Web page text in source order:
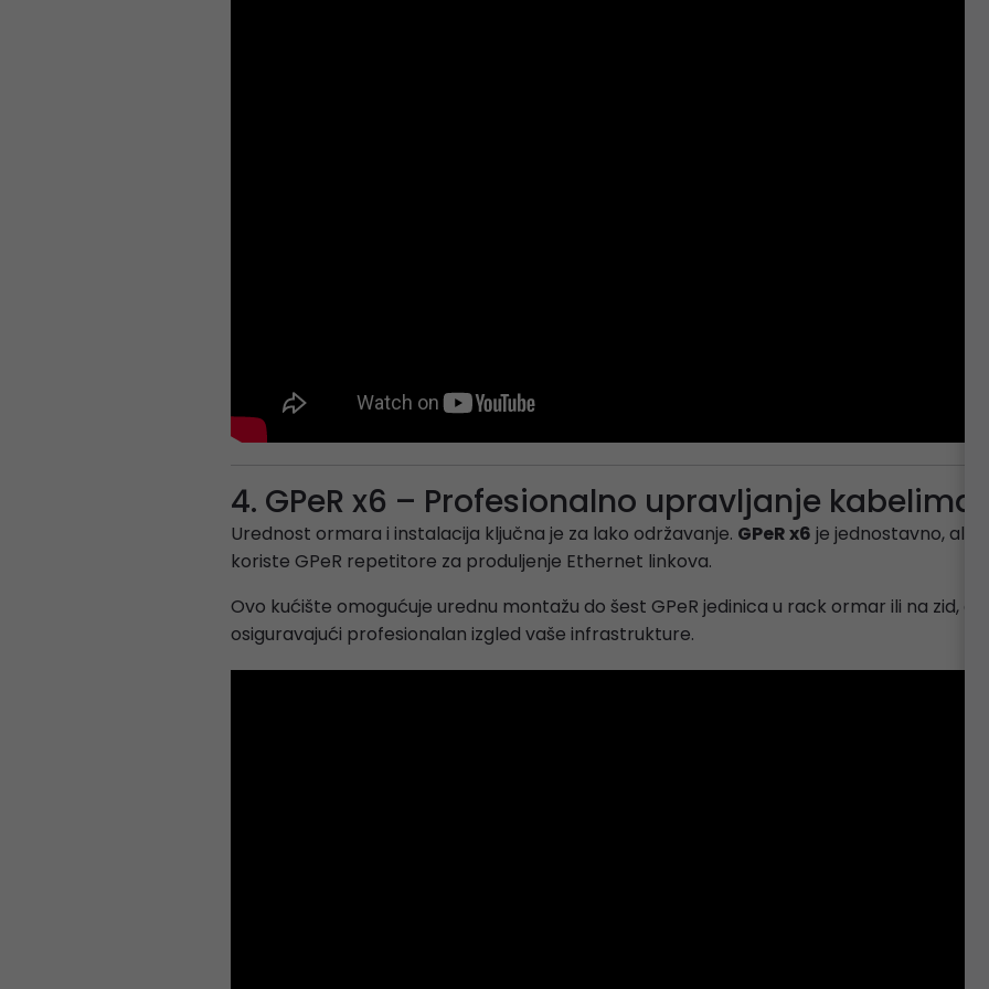
4. GPeR x6 – Profesionalno upravljanje kabelima
Urednost ormara i instalacija ključna je za lako održavanje. GPeR x6 je jednostavno, ali
koriste GPeR repetitore za produljenje Ethernet linkova.
Ovo kućište omogućuje urednu montažu do šest GPeR jedinica u rack ormar ili na zid,
osiguravajući profesionalan izgled vaše infrastrukture.